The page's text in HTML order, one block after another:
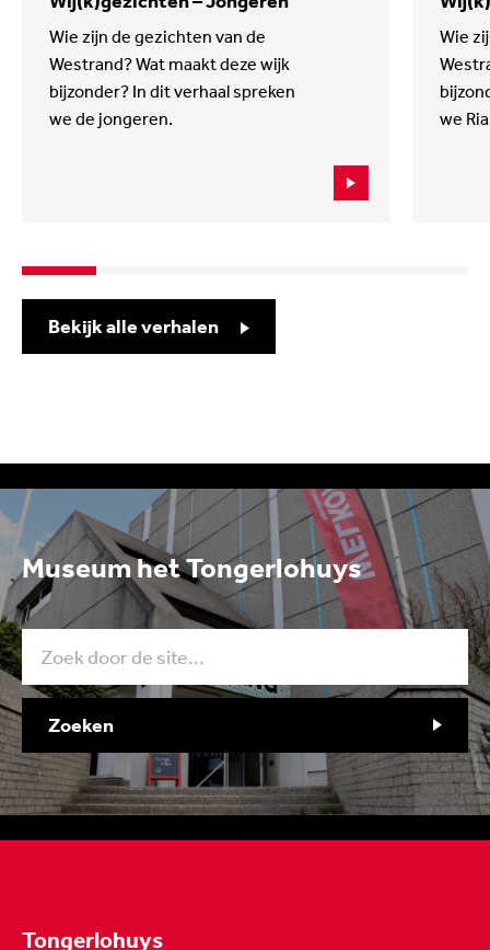
Wie zijn de gezichten van de
Westrand? Wat maakt deze wijk
bijzonder? In dit verhaal spreken
we de jongeren.
Wie
we
Bekijk alle verhalen
Museum het Tongerlohuys
Zoeken
Tongerlohuys